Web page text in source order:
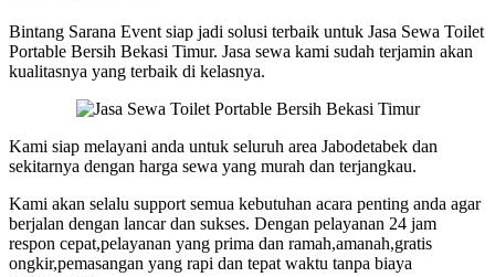
Bintang Sarana Event siap jadi solusi terbaik untuk Jasa Sewa Toilet
Portable Bersih Bekasi Timur. Jasa sewa kami sudah terjamin akan
kualitasnya yang terbaik di kelasnya.
Kami siap melayani anda untuk seluruh area Jabodetabek dan
sekitarnya dengan harga sewa yang murah dan terjangkau.
Kami akan selalu support semua kebutuhan acara penting anda agar
berjalan dengan lancar dan sukses. Dengan pelayanan 24 jam
respon cepat,pelayanan yang prima dan ramah,amanah,gratis
ongkir,pemasangan yang rapi dan tepat waktu tanpa biaya